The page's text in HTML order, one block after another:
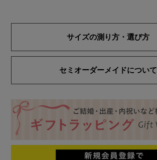
サイズの測り方・選び方
セミオーダーメイドについて